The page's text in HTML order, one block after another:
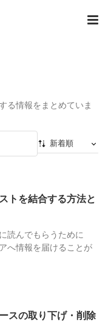
る情報をまとめていま
新着順
人気順
トを結合する方法と
読んでもらうために
へ情報を届けることが
スの取り下げ・削除